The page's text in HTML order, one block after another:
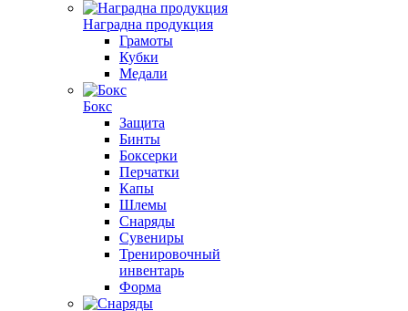
Наградна продукция
Грамоты
Кубки
Медали
Бокс
Защита
Бинты
Боксерки
Перчатки
Капы
Шлемы
Снаряды
Сувениры
Тренировочный
инвентарь
Форма